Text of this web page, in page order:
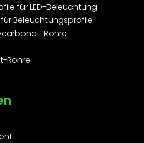
für LED-Beleuchtung
Beleuchtungsprofile
Rohre
Rohre